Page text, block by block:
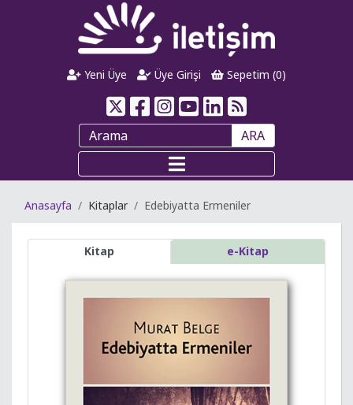
Yeni Üye Üye Girişi Sepetim (0)
ARA
Anasayfa Kitaplar Edebiyatta Ermeniler
Kitap e-Kitap